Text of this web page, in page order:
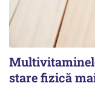
stare fizică